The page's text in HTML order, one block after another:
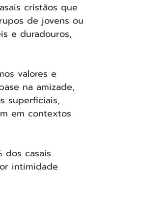
cristãos que
de jovens ou
e duradouros,
valores e
na amizade,
superficiais,
em contextos
dos casais
intimidade